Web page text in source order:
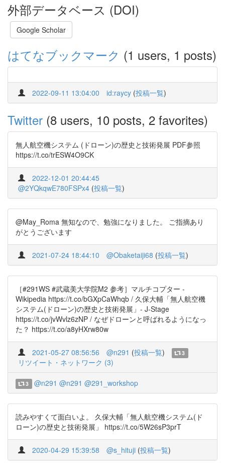
外部データベース (DOI)
Google Scholar
はてなブックマーク (1 users, 1 posts)
2022-09-11 13:04:00 id:raycy (投稿一覧)
Twitter (8 users, 10 posts, 2 favorites)
無人航空機システム (ドローン)の歴史と技術発展 PDF参照
https://t.co/trESW4O9CK
2022-12-01 20:44:45
@2YQkqwE780FSPx4 (投稿一覧)
@May_Roma 無知なので、勉強になりました。 ご指摘あり
がとうございます
2021-07-24 18:44:10 @Obaketaiji68 (投稿一覧)
［#291WS #武蔵美大学院M2 参考］マルチコプター -
Wikipedia https://t.co/bGXpCaWhqb / 久保大輔「無人航空機
システム(ドローン)の歴史と技術発展」- J-Stage
https://t.co/jvWvlz6zNP / なぜドローンと呼ばれるようになっ
た？ https://t.co/a8yHXrw80w
2021-05-27 08:56:56 @n291 (投稿一覧) 3
リツイート・ネットワーク (3)
3 @n291 @n291 @291_workshop
読みやすくて面白いよ。 久保大輔「無人航空機システム(ド
ローン)の歴史と技術発展」 https://t.co/5W26sP3prT
2020-04-29 15:39:58 @s_hituji (投稿一覧)